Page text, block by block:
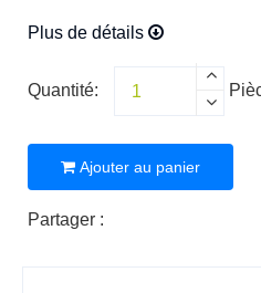
Plus de détails
Quantité:
Ajouter au panier
Partager :